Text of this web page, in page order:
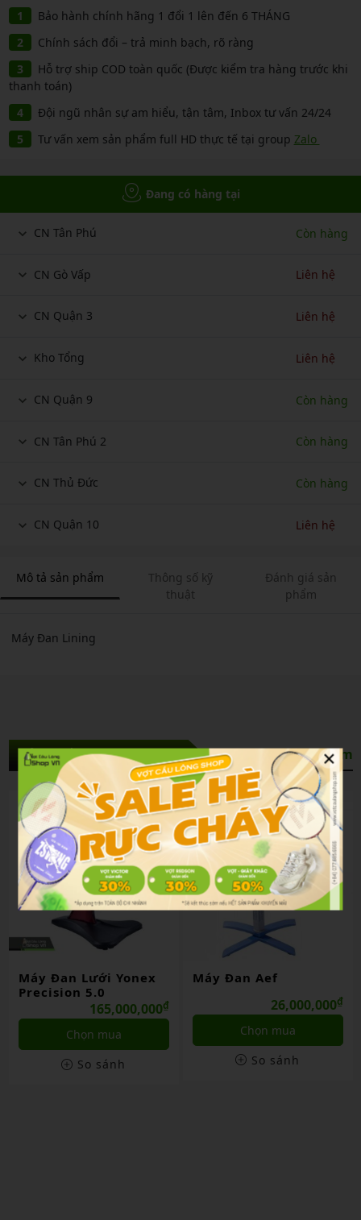
Bảo hành chính hãng 1 đổi 1 lên đến 6 THÁNG
Chính sách đổi – trả minh bạch, rõ ràng
Hỗ trợ ship COD toàn quốc (Được kiểm tra hàng trước khi
thanh toán)
Đội ngũ nhân sự am hiểu, tận tâm, Inbox tư vấn 24/24
Tư vấn xem sản phẩm full HD thực tế tại group Zalo
Đang có hàng tại
CN Tân Phú Còn hàng
CN Gò Vấp Liên hệ
CN Quận 3 Liên hệ
Kho Tổng Liên hệ
CN Quận 9 Còn hàng
CN Tân Phú 2 Còn hàng
CN Thủ Đức Còn hàng
CN Quận 10 Liên hệ
Mô tả sản phẩm
Thông số kỹ
thuật
Đánh giá sản
phẩm
Máy Đan Lining
Sản Phẩm Liên Quan Xem thêm
Máy Đan Lưới Yonex
Precision 5.0
165,000,000₫
Chọn mua
So sánh
Máy Đan Aef
26,000,000₫
Chọn mua
So sánh
×